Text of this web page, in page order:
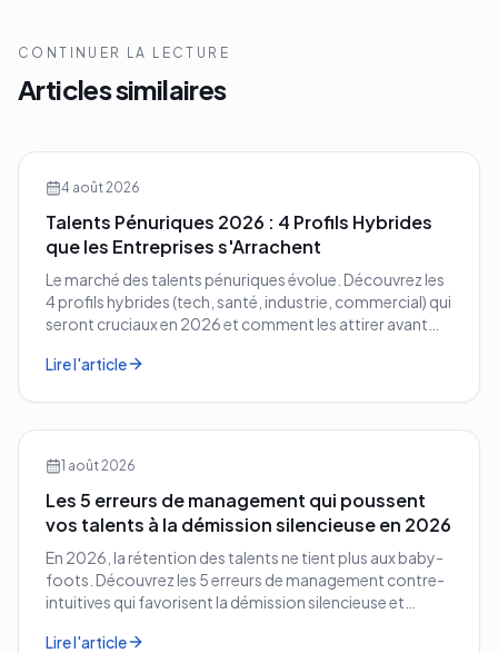
CONTINUER LA LECTURE
Articles similaires
4 août 2026
Talents Pénuriques 2026 : 4 Profils Hybrides
que les Entreprises s'Arrachent
Le marché des talents pénuriques évolue. Découvrez les
4 profils hybrides (tech, santé, industrie, commercial) qui
seront cruciaux en 2026 et comment les attirer avant
Lire l'article
1 août 2026
Les 5 erreurs de management qui poussent
vos talents à la démission silencieuse en 2026
En 2026, la rétention des talents ne tient plus aux baby-
foots. Découvrez les 5 erreurs de management contre-
intuitives qui favorisent la démission silencieuse et
Lire l'article